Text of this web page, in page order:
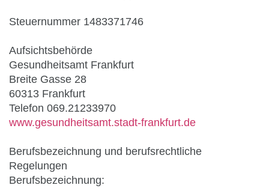
Steuernummer 1483371746
Aufsichtsbehörde
Gesundheitsamt Frankfurt
Breite Gasse 28
60313 Frankfurt
Telefon 069.21233970
www.gesundheitsamt.stadt-frankfurt.de
Berufsbezeichnung und berufsrechtliche
Regelungen
Berufsbezeichnung: